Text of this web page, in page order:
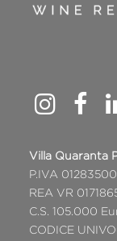
Villa Quaranta
P.IVA
REA VR
C.S. 105.000
CODICE